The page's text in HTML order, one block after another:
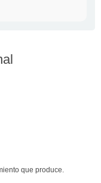
que produce.